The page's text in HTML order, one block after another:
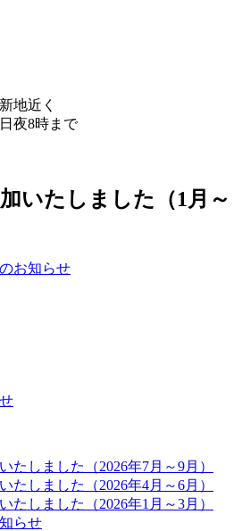
いたしました（1月～
お知らせ
たしました（2026年7月～9月）
たしました（2026年4月～6月）
たしました（2026年1月～3月）
らせ